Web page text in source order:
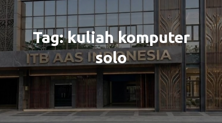
Tag:kuliah komputer
solo